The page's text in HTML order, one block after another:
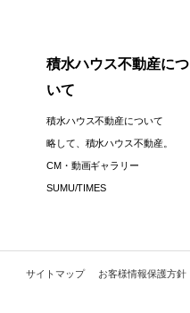
積水ハウス不動産につ
いて
積水ハウス不動産について
略して、積水ハウス不動産。
CM・動画ギャラリー
SUMU/TIMES
サイトマップ お客様情報保護方針